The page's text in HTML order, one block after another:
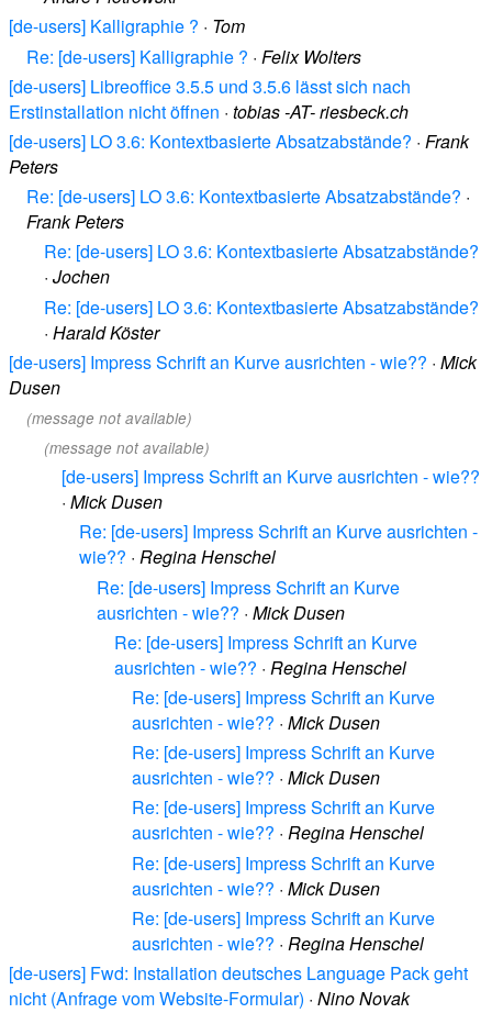
[de-users] Kalligraphie ? · Tom
Re: [de-users] Kalligraphie ? · Felix Wolters
[de-users] Libreoffice 3.5.5 und 3.5.6 lässt sich nach
Erstinstallation nicht öffnen · tobias -AT- riesbeck.ch
[de-users] LO 3.6: Kontextbasierte Absatzabstände? · Frank
Peters
Re: [de-users] LO 3.6: Kontextbasierte Absatzabstände? ·
Frank Peters
Re: [de-users] LO 3.6: Kontextbasierte Absatzabstände?
· Jochen
Re: [de-users] LO 3.6: Kontextbasierte Absatzabstände?
· Harald Köster
[de-users] Impress Schrift an Kurve ausrichten - wie?? · Mick
Dusen
(message not available)
(message not available)
[de-users] Impress Schrift an Kurve ausrichten - wie??
· Mick Dusen
Re: [de-users] Impress Schrift an Kurve ausrichten -
wie?? · Regina Henschel
Re: [de-users] Impress Schrift an Kurve
ausrichten - wie?? · Mick Dusen
Re: [de-users] Impress Schrift an Kurve
ausrichten - wie?? · Regina Henschel
Re: [de-users] Impress Schrift an Kurve
ausrichten - wie?? · Mick Dusen
Re: [de-users] Impress Schrift an Kurve
ausrichten - wie?? · Mick Dusen
Re: [de-users] Impress Schrift an Kurve
ausrichten - wie?? · Regina Henschel
Re: [de-users] Impress Schrift an Kurve
ausrichten - wie?? · Mick Dusen
Re: [de-users] Impress Schrift an Kurve
ausrichten - wie?? · Regina Henschel
[de-users] Fwd: Installation deutsches Language Pack geht
nicht (Anfrage vom Website-Formular) · Nino Novak